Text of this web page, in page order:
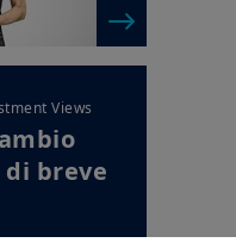
Views
breve